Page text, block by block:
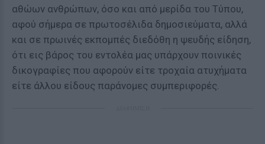
αθώων ανθρώπων, όσο και από μερίδα του Τύπου,
αφού σήμερα σε πρωτοσέλιδα δημοσιεύματα, αλλά
και σε πρωινές εκπομπές διεδόθη η ψευδής είδηση,
ότι εις βάρος του εντολέα μας υπάρχουν ποινικές
δικογραφίες που αφορούν είτε τροχαία ατυχήματα
είτε άλλου είδους παράνομες συμπεριφορές.